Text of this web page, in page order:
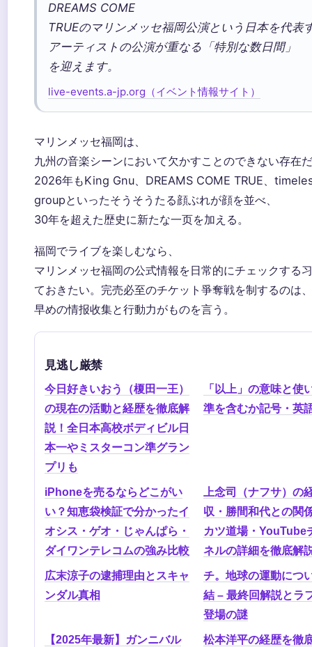
DREAMS COME
TRUEのマリンメッセ福岡公演という日本を代表
アーティストの公演が重なる「特別な数日間」
を迎えます。
live-events.a-jp.org（イベント情報サイト）
マリンメッセ福岡は、
九州の音楽シーンにおいて欠かすことのできない存在
2026年もKing Gnu、DREAMS COME TRUE、
groupといったそうそうたる顔ぶれが顔を並べ、
30年を超えた歴史に新たな一页を加える。
福岡でライブを楽しむなら、
マリンメッセ福岡の公式情報を日常的にチェックする
ておきたい。完売必至のチケット爭奪戦を制するのは、
早めの情报收集と行動力がものを言う。
見逃し厳禁
今日好きいおう（榎田一王）
の現在の活動と経歴を徹底解
説！全日本高校ボディビル日
本一やミスターコン準グラン
プリも
「以上」の意味と使
準を含むか記号・英
iPhoneを売るならどこがい
い？知恵袋検証で分かったイ
オシス・ゲオ・じゃんぱら・
ダイワンテレコムの強み比較
上念司（ナフサ）の
収・勝間和代との関
カツ道場・YouTube
ネルの詳細を徹底解
広末涼子の逮捕理由とスキャ
ンダル真相
チ。地球の運動につ
結 – 最終回解説とラ
登場の謎
【2025年最新】ガンニバル
松本洋平の経歴を徹